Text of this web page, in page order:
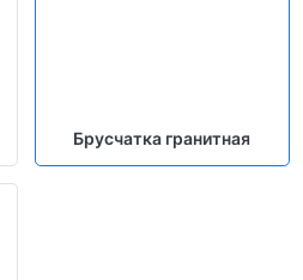
Брусчатка гранитная